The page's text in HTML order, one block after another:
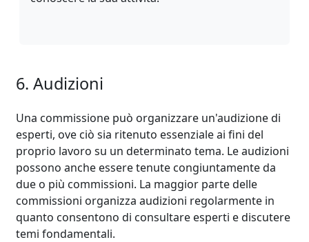
6. Audizioni
Una commissione può organizzare un'audizione di
esperti, ove ciò sia ritenuto essenziale ai fini del
proprio lavoro su un determinato tema. Le audizioni
possono anche essere tenute congiuntamente da
due o più commissioni. La maggior parte delle
commissioni organizza audizioni regolarmente in
quanto consentono di consultare esperti e discutere
temi fondamentali.